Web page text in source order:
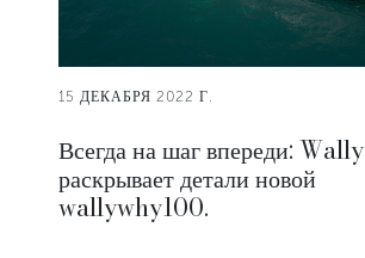
15 ДЕКАБРЯ 2022 Г.
Всегда на шаг впереди: Wally
раскрывает детали новой
wallywhy100.